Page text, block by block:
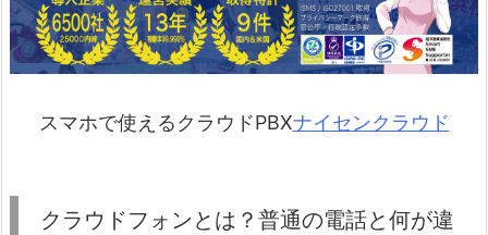
スマホで使えるクラウドPBXナイセンクラウド
クラウドフォンとは？普通の電話と何が違